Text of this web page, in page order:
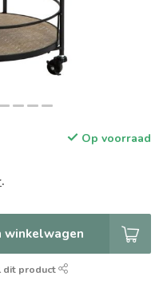
Op voorraad
.
winkelwagen
dit product